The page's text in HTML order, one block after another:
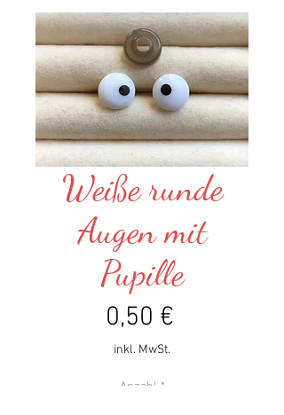
Weiße runde
Augen mit
Pupille
0,50 €
inkl. MwSt.
Anzahl *